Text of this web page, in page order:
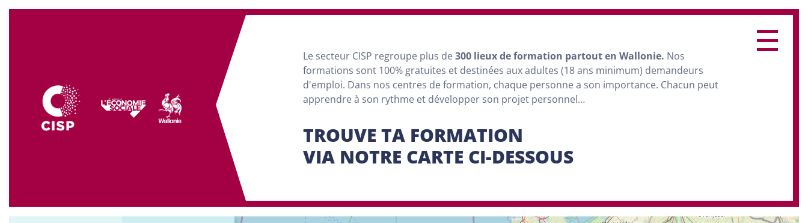
Le secteur CISP regroupe plus de300 lieux de formation partout en Wallonie. Nos
formations sont 100% gratuites et destinées aux adultes (18 ans minimum) demandeurs
d'emploi. Dans nos centres de formation, chaque personne a son importance. Chacun peut
apprendre à son rythme et développer son projet personnel…
TROUVE TA FORMATION
VIA NOTRE CARTE CI-DESSOUS
−